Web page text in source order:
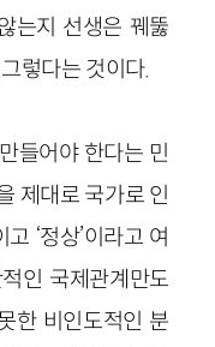
는지 선생은 꿰뚫
렇다는 것이다.
들어야 한다는 민
제대로 국가로 인
‘정상’이라고 여
인 국제관계만도
한 비인도적인 분